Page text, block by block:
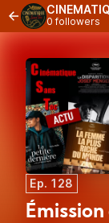
0 followers
Ep. 128